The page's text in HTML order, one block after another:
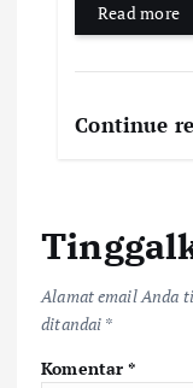
Read more
Continue
Alamat email Anda
ditandai *
Komentar*